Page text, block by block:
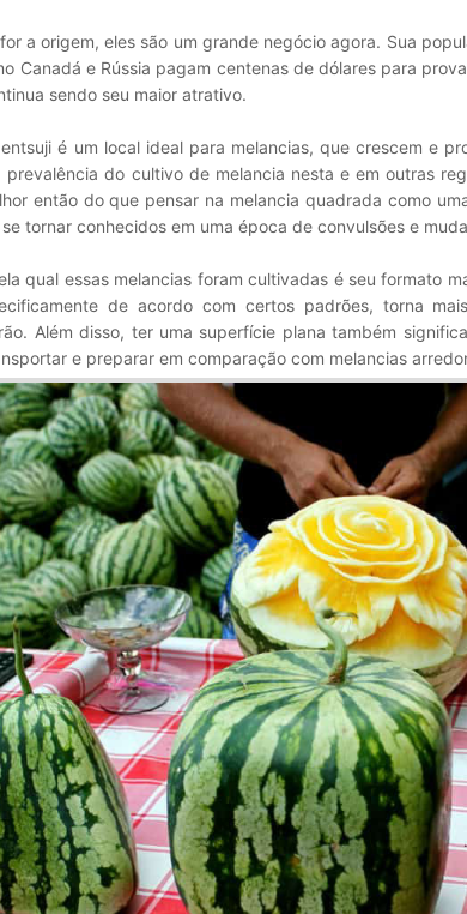
a origem, eles são um grande negócio agora. Sua
Canadá e Rússia pagam centenas de dólares para
sendo seu maior atrativo.
é um local ideal para melancias, que crescem e
prevalência do cultivo de melancia nesta e em outras
então do que pensar na melancia quadrada como
tornar conhecidos em uma época de convulsões e
qual essas melancias foram cultivadas é seu formato
de acordo com certos padrões, torna
Além disso, ter uma superfície plana também
e preparar em comparação com melancias